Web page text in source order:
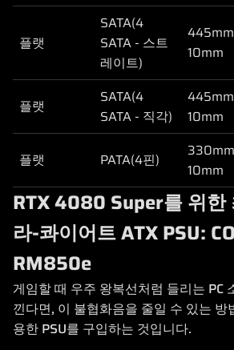
플랫
SATA(4
SATA - 스트
레이트)
10mm
플랫
SATA(4
SATA - 직각)
10mm
플랫 PATA(4핀)
10mm
RTX 4080 Super를 위한
라-콰이어트 ATX PSU:
RM850e
게임할 때 우주 왕복선처럼 들리는 PC
낀다면, 이 불협화음을 줄일 수 있는 방
용한 PSU를 구입하는 것입니다.